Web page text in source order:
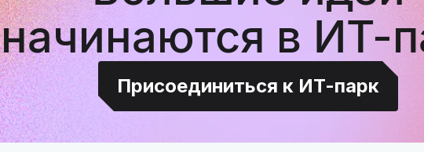
начинаются в ИТ-
Присоединиться к ИТ-парк